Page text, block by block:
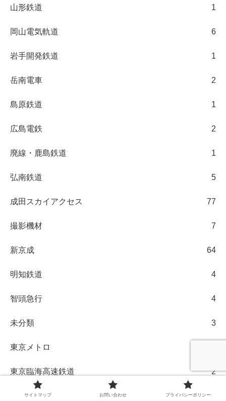
山形鉄道 1
岡山電気軌道 6
岩手開発鉄道 1
岳南電車 2
島原鉄道 1
広島電鉄 2
廃線・鹿島鉄道 1
弘南鉄道 5
成田スカイアクセス 77
撮影機材 7
新京成 64
明知鉄道 4
智頭急行 4
未分類 3
東京メトロ
東京臨海高速鉄道 2
東京都交通局 28
サイトマップ お問い合わせ プライバシーポリシー